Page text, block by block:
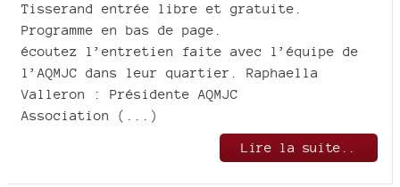
Tisserand entrée libre et gratuite.
Programme en bas de page.
écoutez l’entretien faite avec l’équipe de
l’AQMJC dans leur quartier. Raphaella
Valleron : Présidente AQMJC
Association (...)
Lire la suite..